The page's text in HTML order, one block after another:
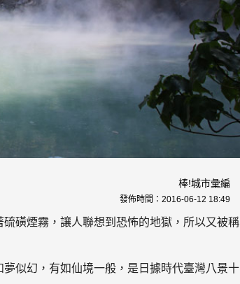
棒!城市彙編
發佈時間： 2016-06-12 18:49
磺煙霧，讓人聯想到恐怖的地獄，所以又被稱
似幻，有如仙境一般，是日據時代臺灣八景十